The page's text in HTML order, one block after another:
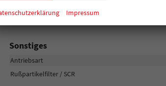
Sonstiges
Antriebsart
Rußpartikelfilter / SCR
Impressum